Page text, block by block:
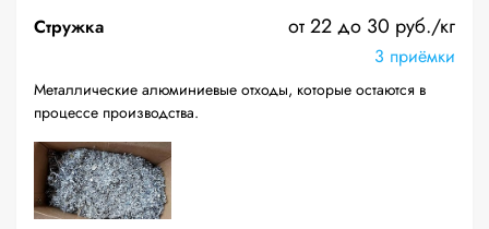
Стружка от 22 до 30 руб./кг
3 приёмки
Металлические алюминиевые отходы, которые остаются в
процессе производства.